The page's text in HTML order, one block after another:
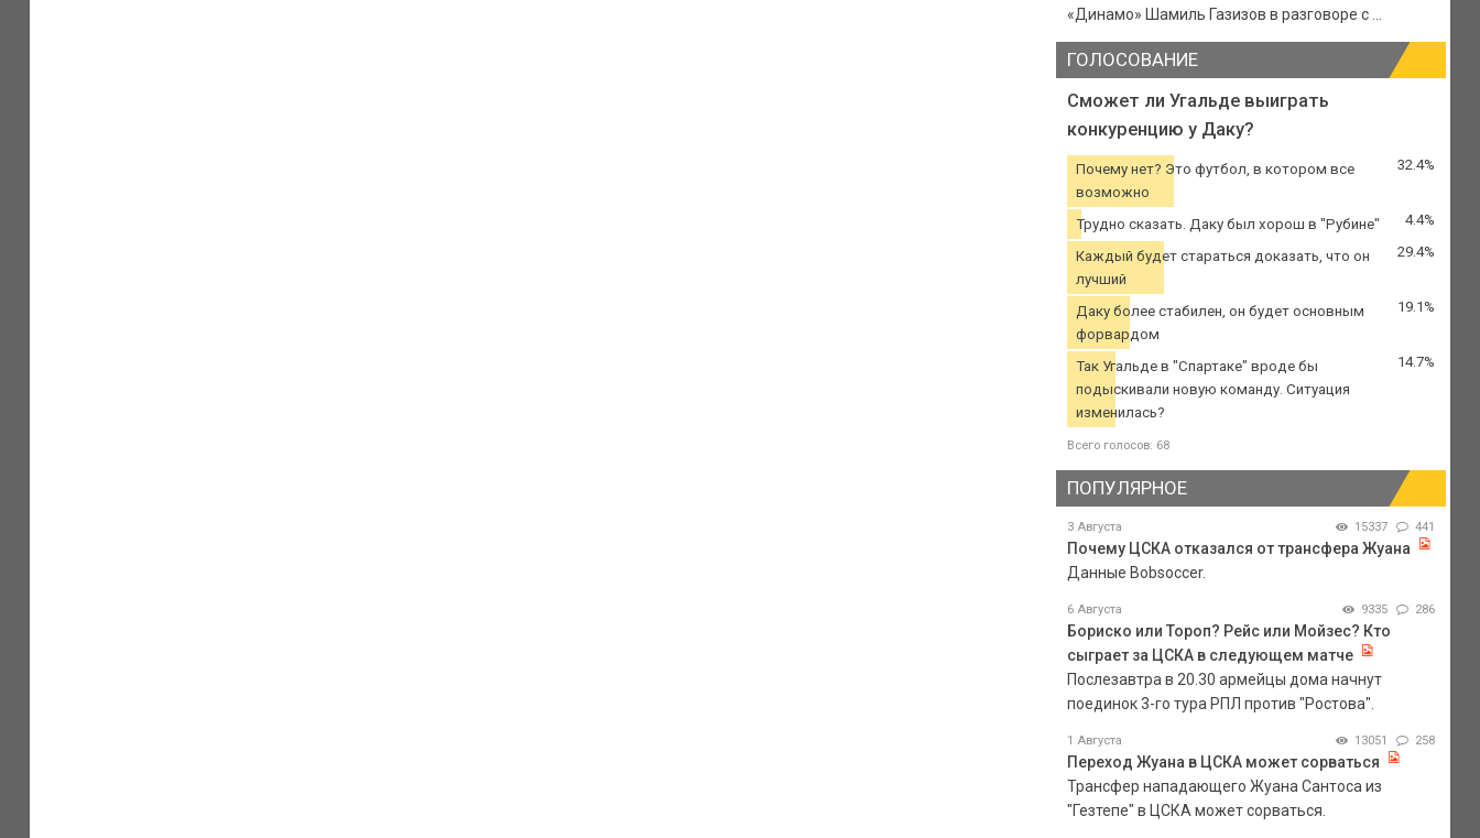
«Динамо» Шамиль Газизов в разговоре с ...
ГОЛОСОВАНИЕ
Сможет ли Угальде выиграть
конкуренцию у Даку?
Почему нет? Это футбол, в котором все
возможно
32.4%
Трудно сказать. Даку был хорош в "Рубине" 4.4%
Каждый будет стараться доказать, что он
лучший
29.4%
Даку более стабилен, он будет основным
форвардом
19.1%
Так Угальде в "Спартаке" вроде бы
подыскивали новую команду. Ситуация
изменилась?
14.7%
Всего голосов: 68
ПОПУЛЯРНОЕ
3 Августа 15337 441
Почему ЦСКА отказался от трансфера Жуана
Данные Bobsoccer.
6 Августа 9335 286
Бориско или Тороп? Рейс или Мойзес? Кто
сыграет за ЦСКА в следующем матче
Послезавтра в 20.30 армейцы дома начнут
поединок 3-го тура РПЛ против "Ростова".
1 Августа 13051 258
Переход Жуана в ЦСКА может сорваться
Трансфер нападающего Жуана Сантоса из
"Гезтепе" в ЦСКА может сорваться.